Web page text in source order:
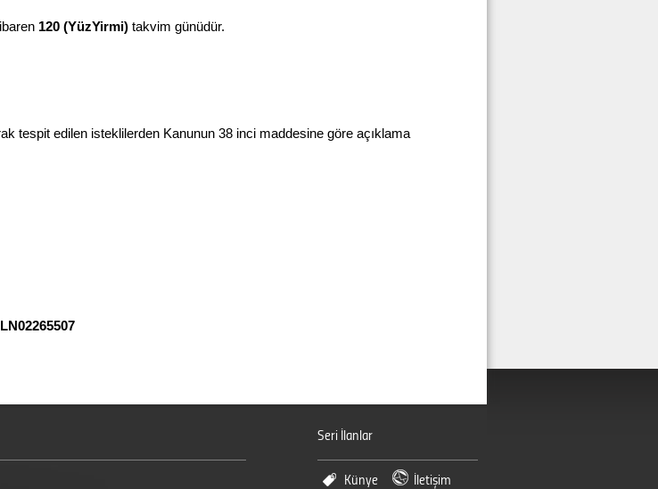
120 (YüzYirmi) takvim günüdür.
tespit edilen isteklilerden Kanunun 38 inci maddesine göre açıklama
Seri İlanlar
Künye İletişim